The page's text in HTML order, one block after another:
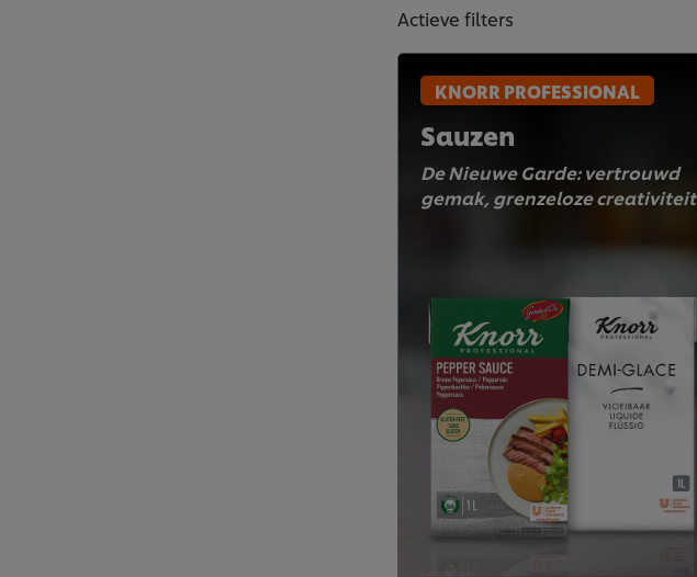
Actieve filters
KNORR PROFESSIONAL
Sauzen
De Nieuwe Garde: vertrouwd
gemak, grenzeloze creativiteit